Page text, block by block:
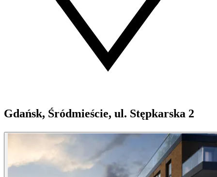
Gdańsk, Śródmieście, ul. Stępkarska 2